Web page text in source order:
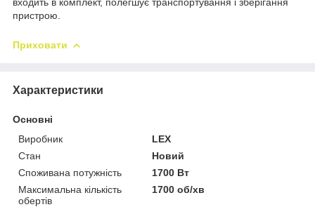
пристрою.
Приховати
Характеристики
Основні
Виробник
LEX
Стан
Новий
Споживана потужність
1700 Вт
Максимальна кількість
обертів
1700 об/хв